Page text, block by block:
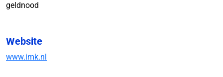
geldnood
Website
www.imk.nl